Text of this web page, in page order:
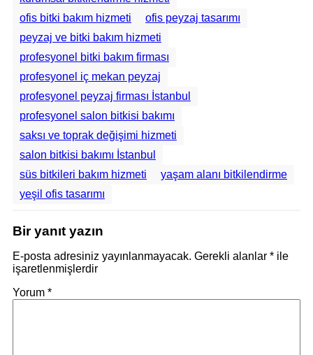
ofis bitki bakım hizmeti
ofis peyzaj tasarımı
peyzaj ve bitki bakım hizmeti
profesyonel bitki bakım firması
profesyonel iç mekan peyzaj
profesyonel peyzaj firması İstanbul
profesyonel salon bitkisi bakımı
saksı ve toprak değişimi hizmeti
salon bitkisi bakımı İstanbul
süs bitkileri bakım hizmeti
yaşam alanı bitkilendirme
yeşil ofis tasarımı
Bir yanıt yazın
E-posta adresiniz yayınlanmayacak. Gerekli alanlar * ile
işaretlenmişlerdir
Yorum *